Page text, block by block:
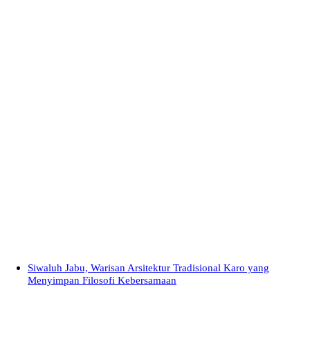
Siwaluh Jabu, Warisan Arsitektur Tradisional Karo yang
Menyimpan Filosofi Kebersamaan